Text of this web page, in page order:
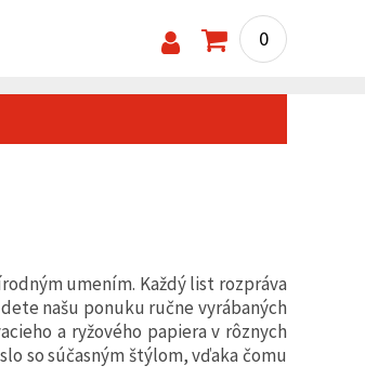
0
umením. Každý list rozpráva
našu ponuku ručne vyrábaných
a ryžového papiera v rôznych
so súčasným štýlom, vďaka čomu